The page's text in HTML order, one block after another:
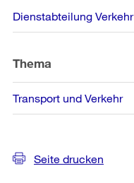
Weitere
Informationen
Dienstabteilung Verkehr
Thema
Transport und Verkehr
Seite drucken